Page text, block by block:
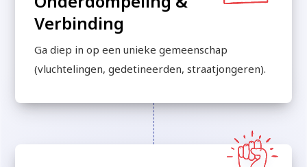
Verbinding
Ga diep in op een unieke gemeenschap
(vluchtelingen, gedetineerden, straatjongeren).